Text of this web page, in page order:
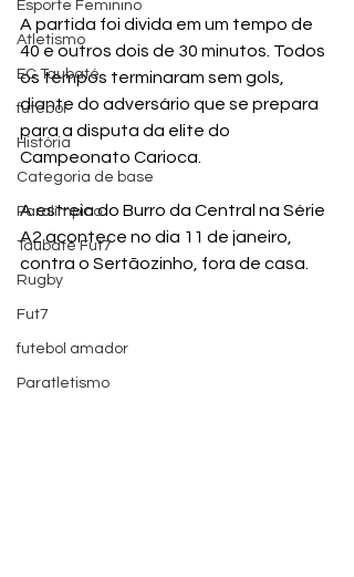
Esporte Feminino
Atletismo
EC Taubaté
futebol
História
Categoria de base
Paralímpico
Taubaté Fut7
Rugby
Fut7
futebol amador
Paratletismo
A partida foi divida em um tempo de
40 e outros dois de 30 minutos. Todos
os tempos terminaram sem gols,
diante do adversário que se prepara
para a disputa da elite do
Campeonato Carioca.
A estreia do Burro da Central na Série
A2 acontece no dia 11 de janeiro,
contra o Sertãozinho, fora de casa.